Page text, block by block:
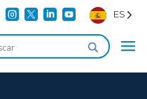
    ES